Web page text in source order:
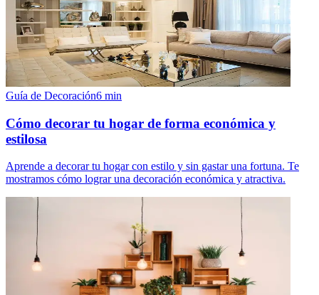
Guía de Decoración6 min
Cómo decorar tu hogar de forma económica y
estilosa
Aprende a decorar tu hogar con estilo y sin gastar una fortuna. Te
mostramos cómo lograr una decoración económica y atractiva.